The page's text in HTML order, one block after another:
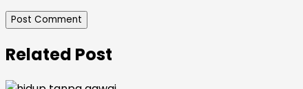
Related Post